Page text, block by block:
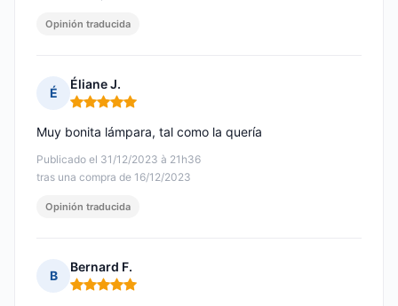
Opinión traducida
É
Éliane J.
Nota: 5 de 5
Publicado el 31/12/2023 à 21h36
tras una compra de 16/12/2023
Muy bonita lámpara, tal como la quería
Opinión traducida
B
Bernard F.
Nota: 5 de 5